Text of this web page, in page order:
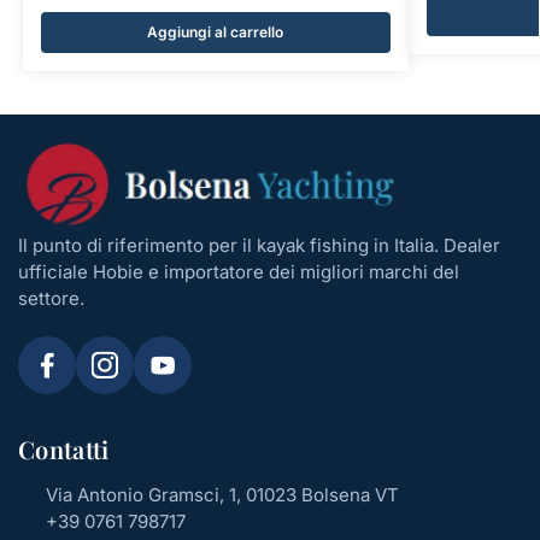
Aggiungi al carrello
Il punto di riferimento per il kayak fishing in Italia. Dealer
ufficiale Hobie e importatore dei migliori marchi del
settore.
Contatti
Via Antonio Gramsci, 1, 01023 Bolsena VT
+39 0761 798717